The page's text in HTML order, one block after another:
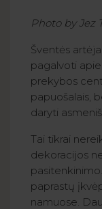
Photo by Jez
Šventės
pagalvoti
prekybos
papuošalais,
daryti
Tai tikrai
dekoracijos
paprastų
namuose.